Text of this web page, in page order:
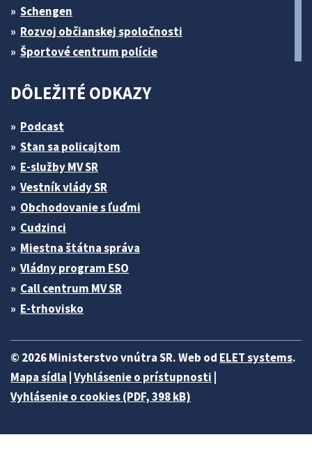
Schengen
Rozvoj občianskej spoločnosti
Športové centrum polície
DÔLEŽITÉ ODKAZY
Podcast
Stan sa policajtom
E-služby MV SR
Vestník vlády SR
Obchodovanie s ľuďmi
Cudzinci
Miestna štátna správa
Vládny program ESO
Call centrum MV SR
E-trhovisko
© 2026 Ministerstvo vnútra SR. Web od ELET systems.
Mapa sídla Vyhlásenie o prístupnosti
Vyhlásenie o cookies (PDF, 398 kB)